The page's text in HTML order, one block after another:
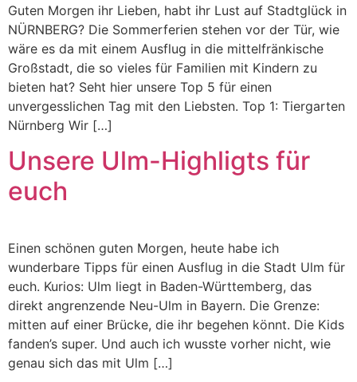
Guten Morgen ihr Lieben, habt ihr Lust auf Stadtglück in
NÜRNBERG? Die Sommerferien stehen vor der Tür, wie
wäre es da mit einem Ausflug in die mittelfränkische
Großstadt, die so vieles für Familien mit Kindern zu
bieten hat? Seht hier unsere Top 5 für einen
unvergesslichen Tag mit den Liebsten. Top 1: Tiergarten
Nürnberg Wir […]
Unsere Ulm-Highligts für
euch
Einen schönen guten Morgen, heute habe ich
wunderbare Tipps für einen Ausflug in die Stadt Ulm für
euch. Kurios: Ulm liegt in Baden-Württemberg, das
direkt angrenzende Neu-Ulm in Bayern. Die Grenze:
mitten auf einer Brücke, die ihr begehen könnt. Die Kids
fanden’s super. Und auch ich wusste vorher nicht, wie
genau sich das mit Ulm […]